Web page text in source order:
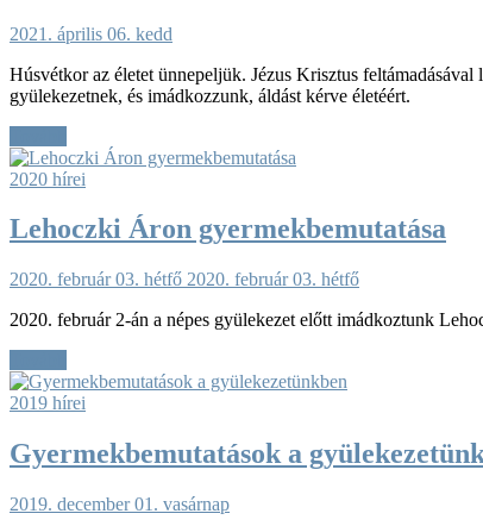
2021. április 06. kedd
Húsvétkor az életet ünnepeljük. Jézus Krisztus
gyülekezetnek, és imádkozzunk, áldást kérve életéért.
2020 hírei
Lehoczki Áron gyermekbemutatása
2020. február 03. hétfő 2020. február 03. hétfő
2020. február 2-án a népes gyülekezet előtt imádkoztunk
2019 hírei
Gyermekbemutatások a
2019. december 01. vasárnap